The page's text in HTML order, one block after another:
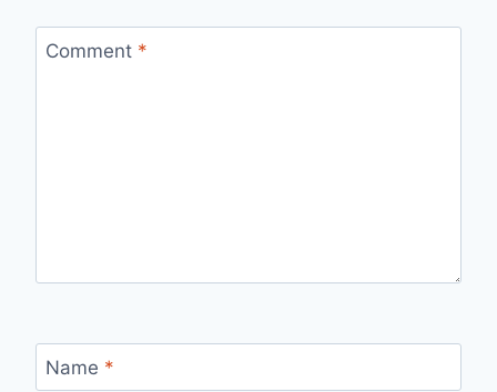
Comment *
Name *